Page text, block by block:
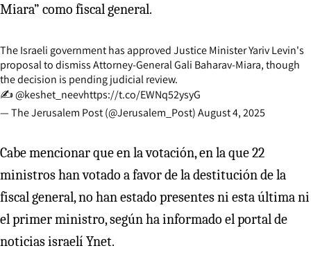
Miara” como fiscal general.
The Israeli government has approved Justice Minister Yariv Levin's
proposal to dismiss Attorney-General Gali Baharav-Miara, though
the decision is pending judicial review.
✍️@keshet_neevhttps://t.co/EWNq52ysyG
— The Jerusalem Post (@Jerusalem_Post)August 4, 2025
Cabe mencionar que en la votación, en la que 22
ministros han votado a favor de la destitución de la
fiscal general, no han estado presentes ni esta última ni
el primer ministro, según ha informado el portal de
noticias israelí Ynet.